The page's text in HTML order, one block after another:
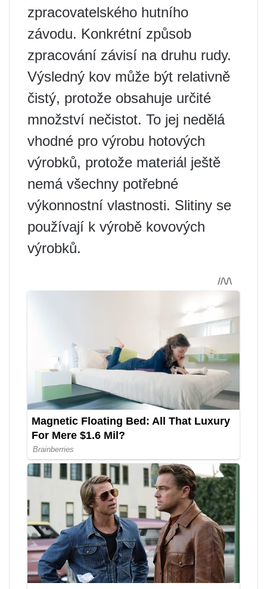
zpracovatelského hutního
závodu. Konkrétní způsob
zpracování závisí na druhu rudy.
Výsledný kov může být relativně
čistý, protože obsahuje určité
množství nečistot. To jej nedělá
vhodné pro výrobu hotových
výrobků, protože materiál ještě
nemá všechny potřebné
výkonnostní vlastnosti. Slitiny se
používají k výrobě kovových
výrobků.